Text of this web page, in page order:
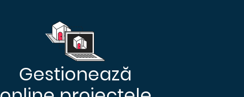
Gestionează